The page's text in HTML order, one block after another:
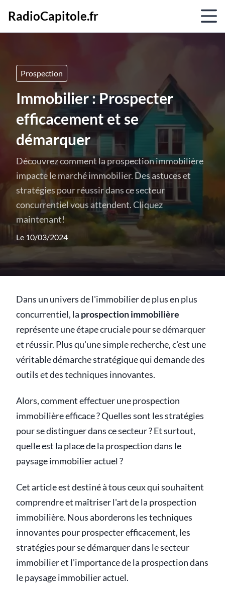
RadioCapitole.fr
Prospection
Immobilier : Prospecter
efficacement et se
démarquer
Découvrez comment la prospection immobilière
impacte le marché immobilier. Des astuces et
stratégies pour réussir dans ce secteur
concurrentiel vous attendent. Cliquez
maintenant!
Le 10/03/2024
Dans un univers de l'immobilier de plus en plus
concurrentiel, la prospection immobilière
représente une étape cruciale pour se démarquer
et réussir. Plus qu'une simple recherche, c'est une
véritable démarche stratégique qui demande des
outils et des techniques innovantes.
Alors, comment effectuer une prospection
immobilière efficace ? Quelles sont les stratégies
pour se distinguer dans ce secteur ? Et surtout,
quelle est la place de la prospection dans le
paysage immobilier actuel ?
Cet article est destiné à tous ceux qui souhaitent
comprendre et maîtriser l'art de la prospection
immobilière. Nous aborderons les techniques
innovantes pour prospecter efficacement, les
stratégies pour se démarquer dans le secteur
immobilier et l'importance de la prospection dans
le paysage immobilier actuel.